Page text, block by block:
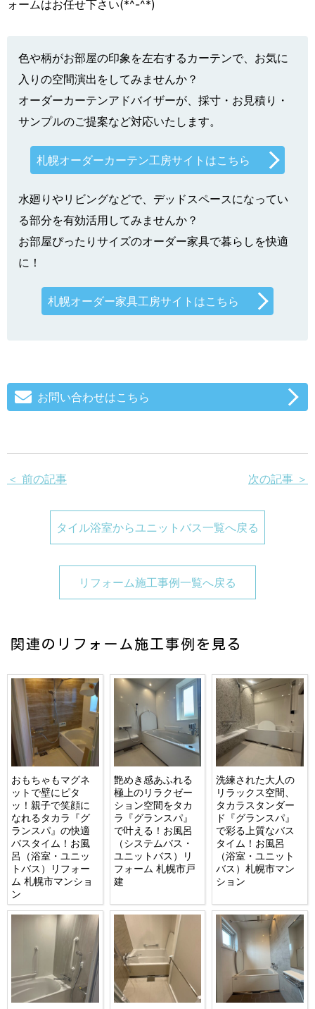
ォームはお任せ下さい(*^-^*)
色や柄がお部屋の印象を左右するカーテンで、お気に
入りの空間演出をしてみませんか？
オーダーカーテンアドバイザーが、採寸・お見積り・
サンプルのご提案など対応いたします。
札幌オーダーカーテン工房サイトはこちら
水廻りやリビングなどで、デッドスペースになってい
る部分を有効活用してみませんか？
お部屋ぴったりサイズのオーダー家具で暮らしを快適
に！
札幌オーダー家具工房サイトはこちら
お問い合わせはこちら
＜ 前の記事 次の記事 ＞
タイル浴室からユニットバス一覧へ戻る
リフォーム施工事例一覧へ戻る
関連のリフォーム施工事例を見る
おもちゃもマグネ
ットで壁にピタ
ッ！親子で笑顔に
なれるタカラ『グ
ランスパ』の快適
バスタイム！お風
呂（浴室・ユニッ
トバス）リフォー
ム 札幌市マンショ
ン
艶めき感あふれる
極上のリラクゼー
ション空間をタカ
ラ『グランスパ』
で叶える！お風呂
（システムバス・
ユニットバス）リ
フォーム 札幌市戸
建
洗練された大人の
リラックス空間、
タカラスタンダー
ド『グランスパ』
で彩る上質なバス
タイム！お風呂
（浴室・ユニット
バス）札幌市マン
ション